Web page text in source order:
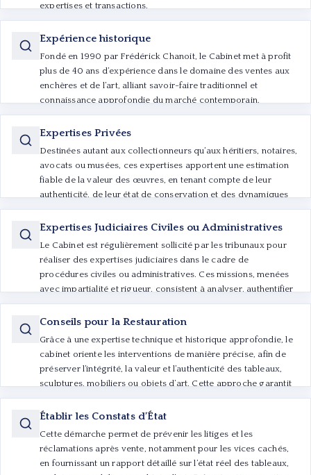
expertises et transactions.
Expérience historique
Fondé en 1990 par Frédérick Chanoit, le Cabinet met à profit
plus de 40 ans d’expérience dans le domaine des ventes aux
enchères et de l’art, alliant savoir-faire traditionnel et
connaissance approfondie du marché contemporain.
Expertises Privées
Destinées autant aux collectionneurs qu’aux héritiers, notaires,
avocats ou musées, ces expertises apportent une estimation
fiable de la valeur des œuvres, en tenant compte de leur
authenticité, de leur état de conservation et des dynamiques
actuelles du marché de l’art.
Expertises Judiciaires Civiles ou Administratives
Le Cabinet est régulièrement sollicité par les tribunaux pour
réaliser des expertises judiciaires dans le cadre de
procédures civiles ou administratives. Ces missions, menées
avec impartialité et rigueur, consistent à analyser, authentifier
et estimer des œuvres ou objets d’art afin d’éclairer la décision
des magistrats.
Conseils pour la Restauration
Grâce à une expertise technique et historique approfondie, le
cabinet oriente les interventions de manière précise, afin de
préserver l’intégrité, la valeur et l’authenticité des tableaux,
sculptures, mobiliers ou objets d’art. Cette approche garantit
des restaurations judicieuses et sécurisées, adaptées aux
besoins spécifiques de chaque œuvre et aux exigences du
Établir les Constats d’État
Cette démarche permet de prévenir les litiges et les
réclamations après vente, notamment pour les vices cachés,
en fournissant un rapport détaillé sur l’état réel des tableaux,